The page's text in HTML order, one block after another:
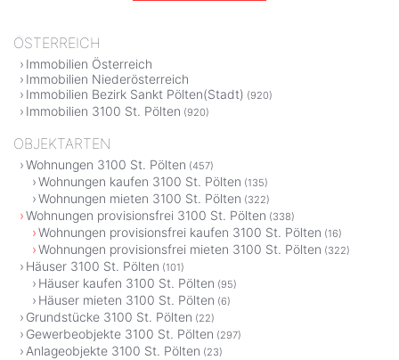
ÖSTERREICH
Immobilien Österreich
Immobilien Niederösterreich
Immobilien Bezirk Sankt Pölten(Stadt) (920)
Immobilien 3100 St. Pölten (920)
OBJEKTARTEN
Wohnungen 3100 St. Pölten (457)
Wohnungen kaufen 3100 St. Pölten (135)
Wohnungen mieten 3100 St. Pölten (322)
Wohnungen provisionsfrei 3100 St. Pölten (338)
Wohnungen provisionsfrei kaufen 3100 St. Pölten (16)
Wohnungen provisionsfrei mieten 3100 St. Pölten (322)
Häuser 3100 St. Pölten (101)
Häuser kaufen 3100 St. Pölten (95)
Häuser mieten 3100 St. Pölten (6)
Grundstücke 3100 St. Pölten (22)
Gewerbeobjekte 3100 St. Pölten (297)
Anlageobjekte 3100 St. Pölten (23)